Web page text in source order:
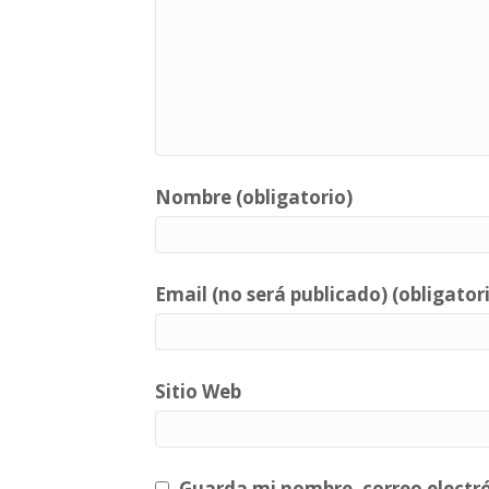
Nombre (obligatorio)
Email (no será publicado)
Sitio Web